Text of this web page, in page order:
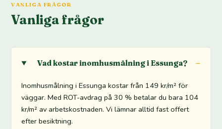
VANLIGA FRÅGOR
Vanliga frågor
Vad kostar inomhusmålning i Essunga?
Inomhusmålning i Essunga kostar från 149 kr/m² för
väggar. Med ROT-avdrag på 30 % betalar du bara 104
kr/m² av arbetskostnaden. Vi lämnar alltid fast offert
efter besiktning.